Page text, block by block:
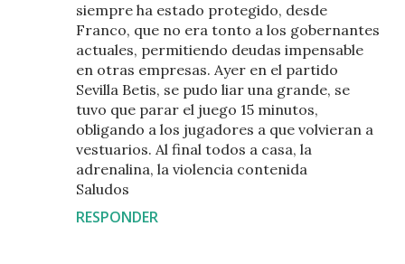
siempre ha estado protegido, desde
Franco, que no era tonto a los gobernantes
actuales, permitiendo deudas impensable
en otras empresas. Ayer en el partido
Sevilla Betis, se pudo liar una grande, se
tuvo que parar el juego 15 minutos,
obligando a los jugadores a que volvieran a
vestuarios. Al final todos a casa, la
adrenalina, la violencia contenida
Saludos
RESPONDER